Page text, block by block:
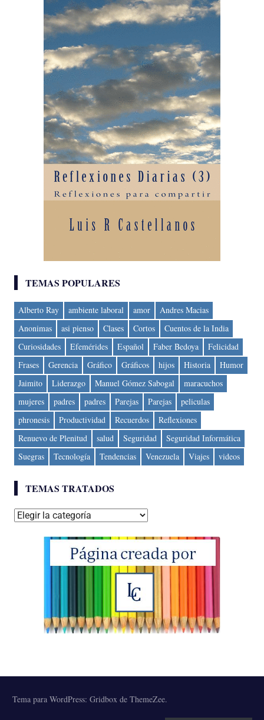
TEMAS POPULARES
Alberto Ray ambiente laboral amor
Andres Macias
Anonimas
asi pienso Clases Cortos
Cuentos de la India
Curiosidades
Efemérides Español Faber Bedoya
Felicidad
Frases
Gerencia Gráfico Gráficos hijos Historia
Humor
Jaimito
Liderazgo Manuel Gómez Sabogal
maracuchos
mujeres
padres padres Parejas Parejas
peliculas
phronesis
Productividad Recuerdos
Reflexiones
Renuevo de Plenitud
salud Seguridad
Seguridad Informática
Suegras
Tecnología Tendencias Venezuela Viajes videos
TEMAS TRATADOS
Temas
Tema para WordPress: Gridbox de ThemeZee.